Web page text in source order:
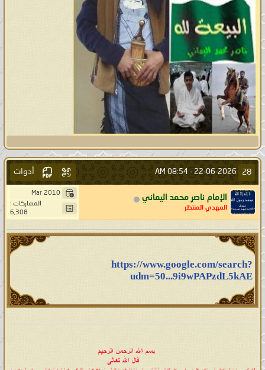
28
22-06-2026 -
08:54 AM أدوات
الإمام ناصر محمد اليماني
المهدي المنتظر
Mar 2010
المشاركات :
6,308
https://www.google.com/search?
udm=50...9i9wPAPzdL5kAE